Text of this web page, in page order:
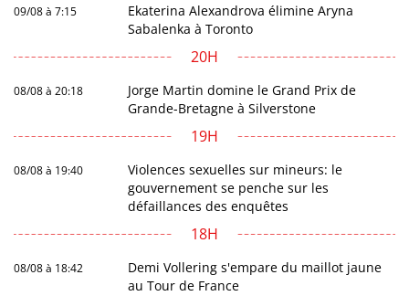
09/08 à 7:15
Ekaterina Alexandrova élimine Aryna
Sabalenka à Toronto
20H
08/08 à 20:18
Jorge Martin domine le Grand Prix de
Grande-Bretagne à Silverstone
19H
08/08 à 19:40
Violences sexuelles sur mineurs: le
gouvernement se penche sur les
défaillances des enquêtes
18H
08/08 à 18:42
Demi Vollering s'empare du maillot jaune
au Tour de France